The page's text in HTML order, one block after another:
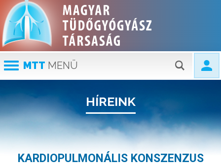
MTT MENÜ
HÍREINK
KARDIOPULMONÁLIS KONSZENZUS